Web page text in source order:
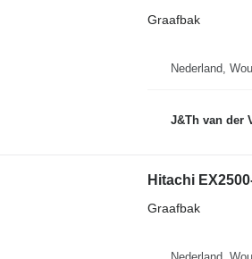
Graafbak
Nederland,
J&Th van der
Hitachi
Graafbak